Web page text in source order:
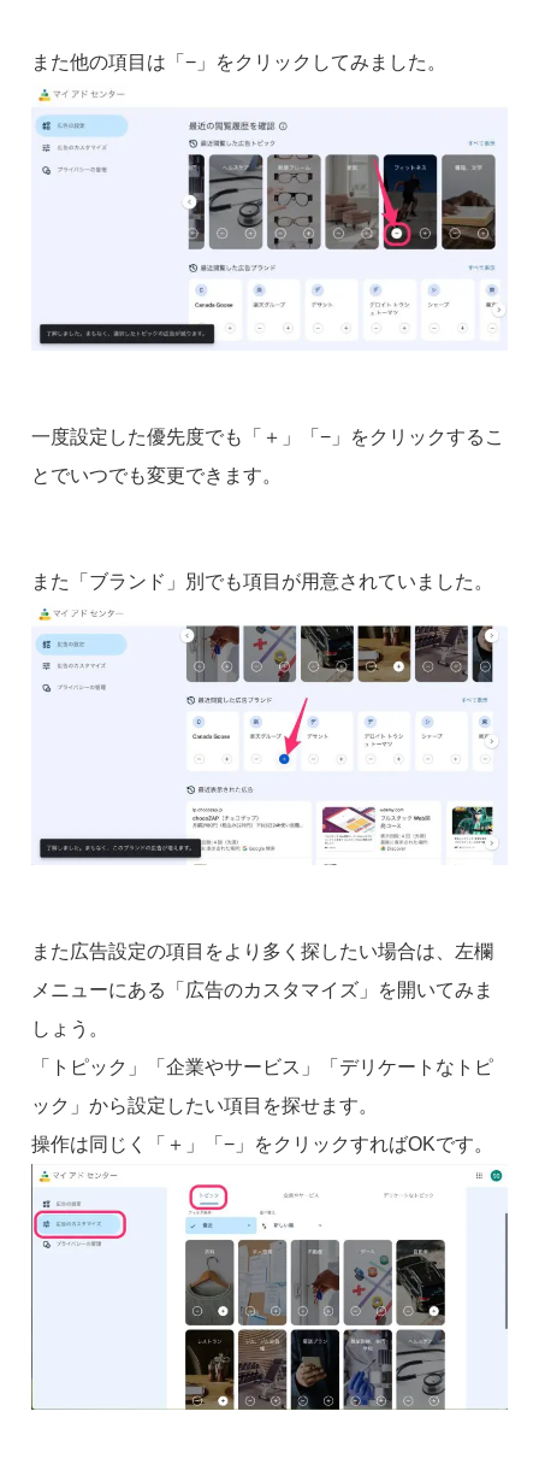
また他の項目は「−」をクリックしてみました。
一度設定した優先度でも「＋」「−」をクリックするこ
とでいつでも変更できます。
また「ブランド」別でも項目が用意されていました。
また広告設定の項目をより多く探したい場合は、左欄
メニューにある「広告のカスタマイズ」を開いてみま
しょう。
「トピック」「企業やサービス」「デリケートなトピ
ック」から設定したい項目を探せます。
操作は同じく「＋」「−」をクリックすればOKです。